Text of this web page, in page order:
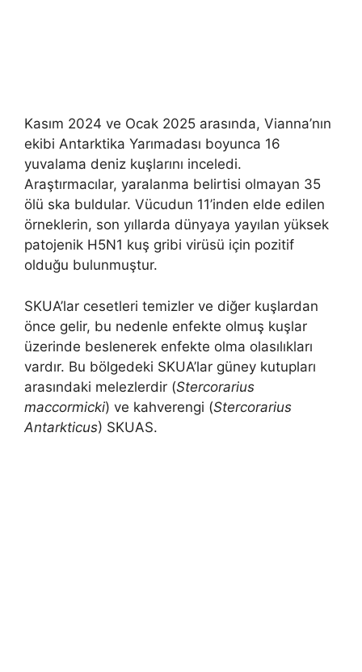
Kasım 2024 ve Ocak 2025 arasında, Vianna’nın
ekibi Antarktika Yarımadası boyunca 16
yuvalama deniz kuşlarını inceledi.
Araştırmacılar, yaralanma belirtisi olmayan 35
ölü ska buldular. Vücudun 11’inden elde edilen
örneklerin, son yıllarda dünyaya yayılan yüksek
patojenik H5N1 kuş gribi virüsü için pozitif
olduğu bulunmuştur.
SKUA’lar cesetleri temizler ve diğer kuşlardan
önce gelir, bu nedenle enfekte olmuş kuşlar
üzerinde beslenerek enfekte olma olasılıkları
vardır. Bu bölgedeki SKUA’lar güney kutupları
arasındaki melezlerdir (Stercorarius
maccormicki) ve kahverengi (Stercorarius
Antarkticus) SKUAS.